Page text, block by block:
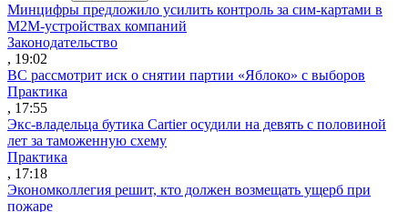
Минцифры предложило усилить контроль за сим-картами в
M2M-устройствах компаний
Законодательство
, 19:02
ВС рассмотрит иск о снятии партии «Яблоко» с выборов
Практика
, 17:55
Экс-владельца бутика Cartier осудили на девять с половиной
лет за таможенную схему
Практика
, 17:18
Экономколлегия решит, кто должен возмещать ущерб при
пожаре